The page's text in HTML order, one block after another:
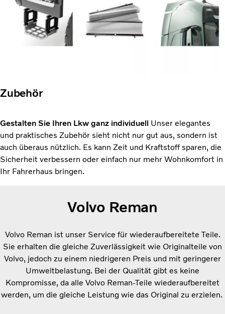
Zubehör
Gestalten Sie Ihren Lkw ganz individuell Unser elegantes
und praktisches Zubehör sieht nicht nur gut aus, sondern ist
auch überaus nützlich. Es kann Zeit und Kraftstoff sparen, die
Sicherheit verbessern oder einfach nur mehr Wohnkomfort in
Ihr Fahrerhaus bringen.
Volvo Reman
Volvo Reman ist unser Service für wiederaufbereitete Teile.
Sie erhalten die gleiche Zuverlässigkeit wie Originalteile von
Volvo, jedoch zu einem niedrigeren Preis und mit geringerer
Umweltbelastung. Bei der Qualität gibt es keine
Kompromisse, da alle Volvo Reman-Teile wiederaufbereitet
werden, um die gleiche Leistung wie das Original zu erzielen.